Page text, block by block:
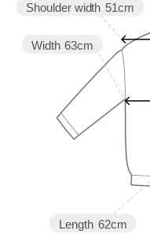
Length 62cm
Width 63cm
Shoulder width 51cm